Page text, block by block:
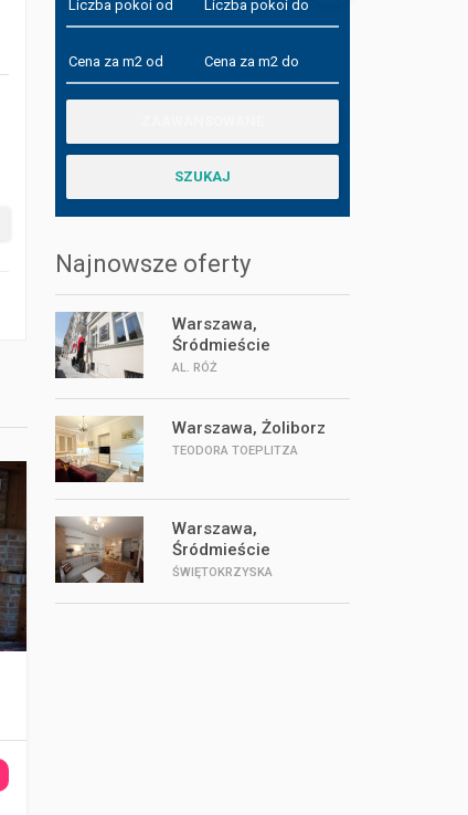
Najnowsze oferty
Warszawa,
Śródmieście
AL. RÓŻ
Warszawa, Żoliborz
TEODORA TOEPLITZA
Warszawa,
Śródmieście
ŚWIĘTOKRZYSKA